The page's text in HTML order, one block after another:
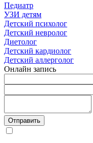
Педиатр
УЗИ детям
Детский психолог
Детский невролог
Диетолог
Детский кардиолог
Детский аллерголог
Онлайн запись